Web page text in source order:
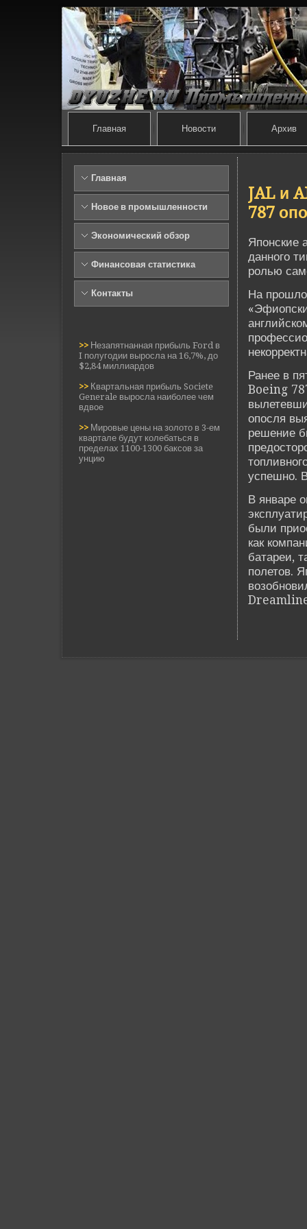
Главная Новости Архив
Главная
Новое в промышленности
Экономический обзор
Финансовая статистика
Контакты
>> Незапятнанная прибыль Ford в
I полугодии выросла на 16,7%, до
$2,84 миллиардов
>> Квартальная прибыль Societe
Generale выросла наиболее чем
вдвое
>> Мировые цены на золото в 3-ем
квартале будут колебаться в
пределах 1100-1300 баксов за
унцию
JAL и
787
Японские
данного
ролью
На
Ранее в
Boeing
опосля
решение
успешно.
В январе
были
как
батареи,
полетов.